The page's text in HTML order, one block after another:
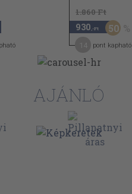
1.860 Ft
930 ,-Ft 50
pont kapható
AJÁNLÓ